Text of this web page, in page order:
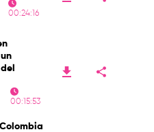
00:24:16
00:15:53